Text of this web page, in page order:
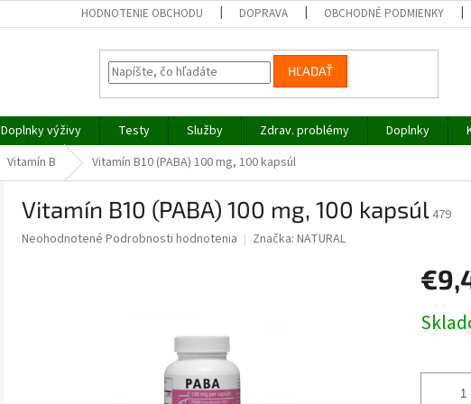
HODNOTENIE OBCHODU DOPRAVA OBCHODNÉ PODMIENKY
HĽADAŤ
Doplnky výživy Testy Služby Zdrav. problémy Doplnky
Vitamín B Vitamín B10 (PABA) 100 mg, 100 kapsúl
Vitamín B10 (PABA) 100 mg, 100 kapsúl 479
Priemerné
Neohodnotené Podrobnosti hodnotenia Značka: NATURAL
cena: